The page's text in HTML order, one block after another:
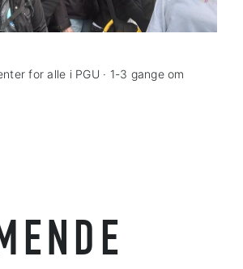
for alle i PGU · 1-3 gange om